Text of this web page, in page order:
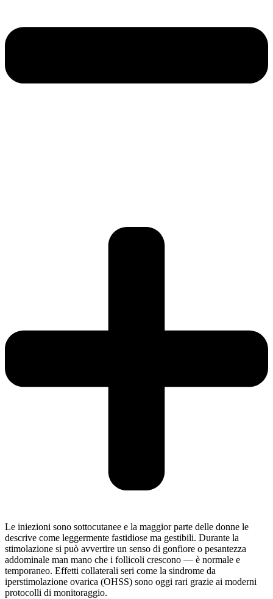
Le iniezioni sono sottocutanee e la maggior parte delle donne le
descrive come leggermente fastidiose ma gestibili. Durante la
stimolazione si può avvertire un senso di gonfiore o pesantezza
addominale man mano che i follicoli crescono — è normale e
temporaneo. Effetti collaterali seri come la sindrome da
iperstimolazione ovarica (OHSS) sono oggi rari grazie ai moderni
protocolli di monitoraggio.